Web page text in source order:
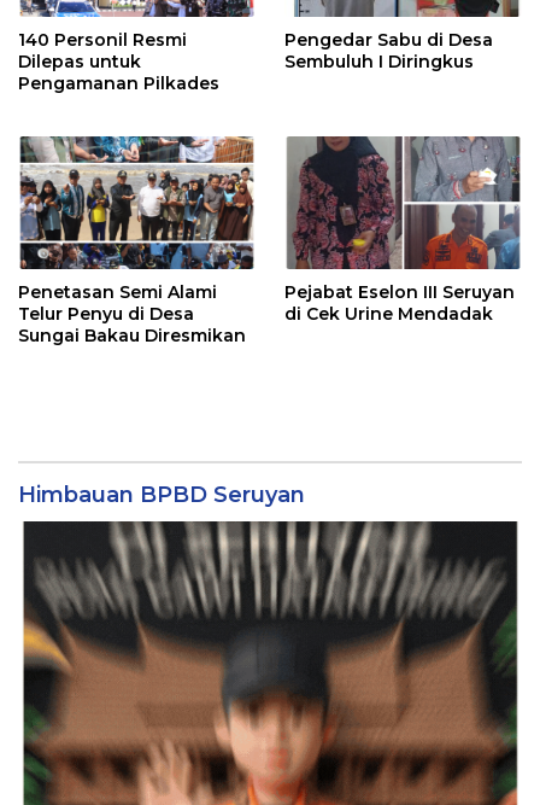
140 Personil Resmi
Dilepas untuk
Pengamanan Pilkades
Pengedar Sabu di Desa
Sembuluh I Diringkus
Penetasan Semi Alami
Telur Penyu di Desa
Sungai Bakau Diresmikan
Pejabat Eselon III Seruyan
di Cek Urine Mendadak
Himbauan BPBD Seruyan